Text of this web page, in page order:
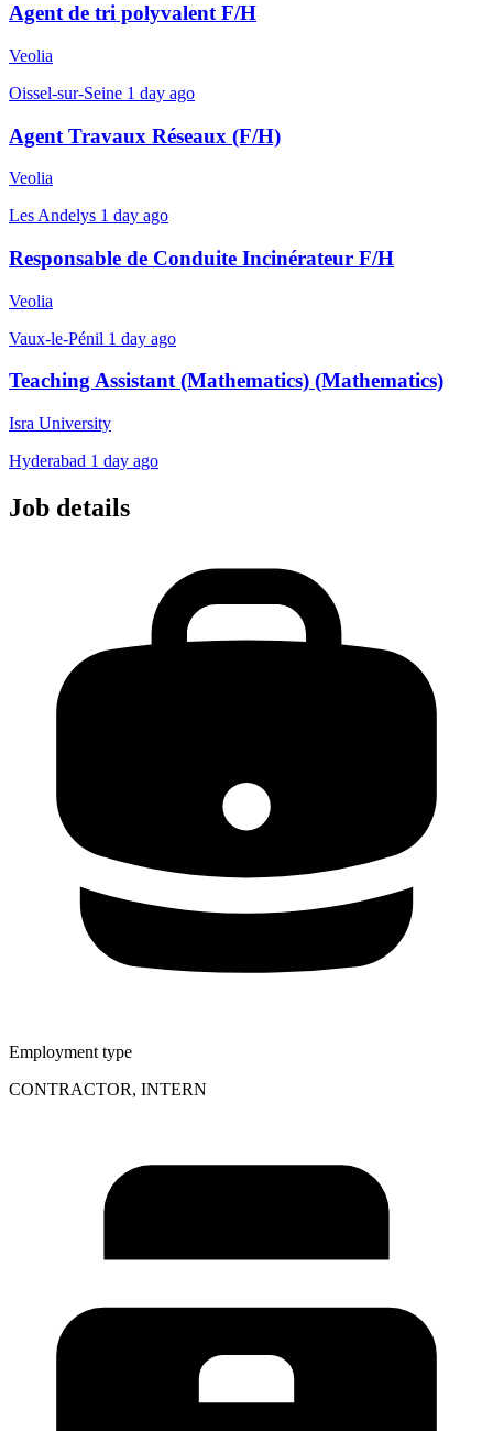
Agent de tri polyvalent F/H
Veolia
Oissel-sur-Seine 1 day ago
Agent Travaux Réseaux (F/H)
Veolia
Les Andelys 1 day ago
Responsable de Conduite Incinérateur F/H
Veolia
Vaux-le-Pénil 1 day ago
Teaching Assistant (Mathematics) (Mathematics)
Isra University
Hyderabad 1 day ago
Job details
Employment type
CONTRACTOR, INTERN